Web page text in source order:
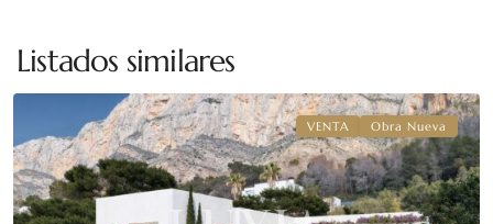
Listados similares
Montgo
Jávea
VENTA Obra Nueva